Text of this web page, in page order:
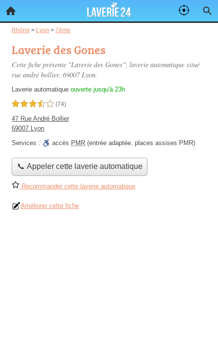
Rhône > Lyon > 7ème
Laverie des Gones
Cette fiche présente "Laverie des Gones", laverie automatique situé
rue andré bollier, 69007 Lyon.
Laverie automatique ouverte jusqu'à 23h
3,5 étoiles sur 5 (74)
47 Rue André Bollier
69007 Lyon
Services :
accès PMR (entrée adaptée, places assises PMR)
📞 Appeler cette laverie automatique
Recommander cette laverie automatique
Améliorer cette fiche